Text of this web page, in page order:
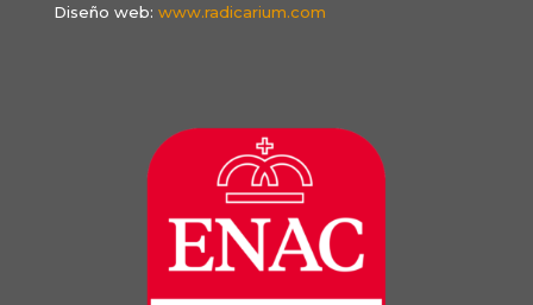
Diseño web: www.radicarium.com